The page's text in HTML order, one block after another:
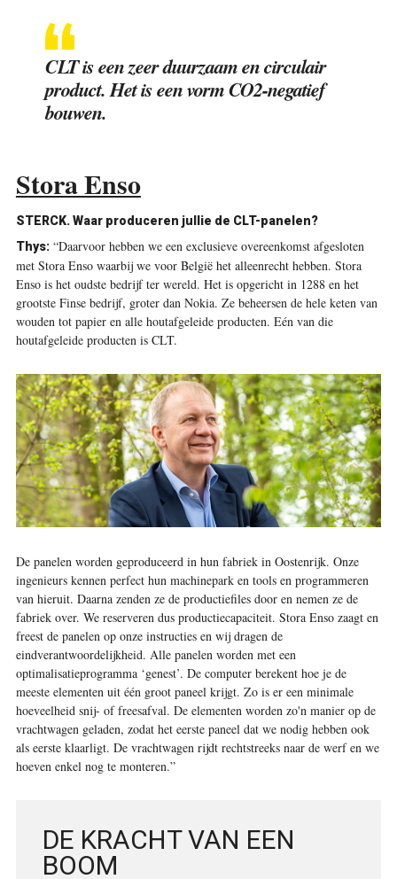
CLT is een zeer duurzaam en circulair
product. Het is een vorm CO2-negatief
bouwen.
Stora Enso
STERCK. Waar produceren jullie de CLT-panelen?
Thys:“Daarvoor hebben we een exclusieve overeenkomst afgesloten
met Stora Enso waarbij we voor België het alleenrecht hebben. Stora
Enso is het oudste bedrijf ter wereld. Het is opgericht in 1288 en het
grootste Finse bedrijf, groter dan Nokia. Ze beheersen de hele keten van
wouden tot papier en alle houtafgeleide producten. Eén van die
houtafgeleide producten is CLT.
De panelen worden geproduceerd in hun fabriek in Oostenrijk. Onze
ingenieurs kennen perfect hun machinepark en tools en programmeren
van hieruit. Daarna zenden ze de productiefiles door en nemen ze de
fabriek over. We reserveren dus productiecapaciteit. Stora Enso zaagt en
freest de panelen op onze instructies en wij dragen de
eindverantwoordelijkheid. Alle panelen worden met een
optimalisatieprogramma ‘genest’. De computer berekent hoe je de
meeste elementen uit één groot paneel krijgt. Zo is er een minimale
hoeveelheid snij- of freesafval. De elementen worden zo'n manier op de
vrachtwagen geladen, zodat het eerste paneel dat we nodig hebben ook
als eerste klaarligt. De vrachtwagen rijdt rechtstreeks naar de werf en we
hoeven enkel nog te monteren.”
DE KRACHT VAN EEN
BOOM